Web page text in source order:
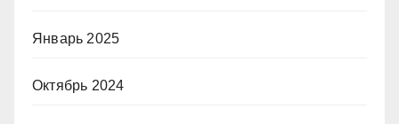
Январь 2025
Октябрь 2024